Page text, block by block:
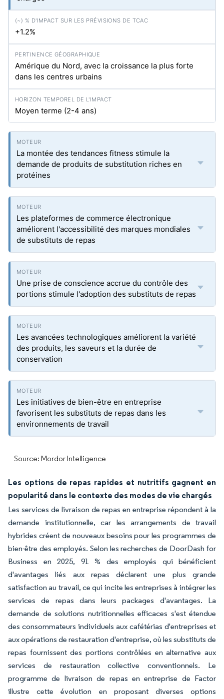
+1.2%
Amérique du Nord, avec la croissance la plus forte
dans les centres urbains
Moyen terme (2-4 ans)
La montée des tendances fitness stimule la
demande de produits de substitution riches en
protéines
Les plateformes de commerce électronique
améliorent l'accessibilité des marques mondiales
de substituts de repas
Une prise de conscience accrue du contrôle des
portions stimule l'adoption des substituts de repas
Les avancées technologiques améliorent la variété
des produits, les saveurs et la durée de
conservation
Les initiatives de bien-être en entreprise
favorisent les substituts de repas dans les
environnements de travail
Source: Mordor Intelligence
Les options de repas rapides et nutritifs gagnent en
popularité dans le contexte des modes de vie chargés
Les services de livraison de repas en entreprise répondent à la
demande institutionnelle, car les arrangements de travail
hybrides créent de nouveaux besoins pour les programmes de
bien-être des employés. Selon les recherches de DoorDash for
Business en 2025, 91 % des employés qui bénéficient
d'avantages liés aux repas déclarent une plus grande
satisfaction au travail, ce qui incite les entreprises à intégrer les
services de repas dans leurs packages d'avantages. La
demande de solutions nutritionnelles efficaces s'est étendue
des consommateurs individuels aux cafétérias d'entreprises et
aux opérations de restauration d'entreprise, où les substituts de
repas fournissent des portions contrôlées en alternative aux
services de restauration collective conventionnels. Le
programme de livraison de repas en entreprise de Factor
illustre cette évolution en proposant diverses options